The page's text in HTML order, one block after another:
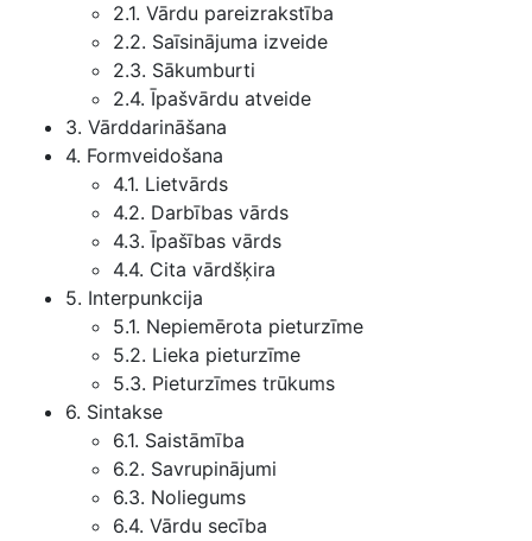
2.1. Vārdu pareizrakstība
2.2. Saīsinājuma izveide
2.3. Sākumburti
2.4. Īpašvārdu atveide
3. Vārddarināšana
4. Formveidošana
4.1. Lietvārds
4.2. Darbības vārds
4.3. Īpašības vārds
4.4. Cita vārdšķira
5. Interpunkcija
5.1. Nepiemērota pieturzīme
5.2. Lieka pieturzīme
5.3. Pieturzīmes trūkums
6. Sintakse
6.1. Saistāmība
6.2. Savrupinājumi
6.3. Noliegums
6.4. Vārdu secība